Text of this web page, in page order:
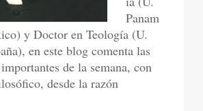
Panam
y Doctor en Teología (U.
en este blog comenta las
de la semana, con
desde la razón